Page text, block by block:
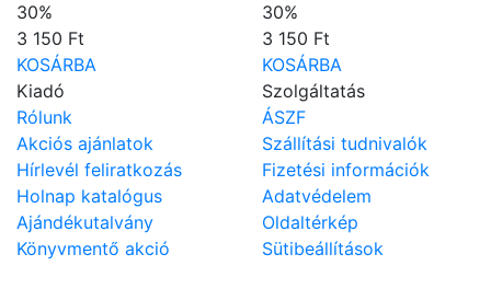
30%
3 150 Ft
KOSÁRBA
30%
3 150 Ft
KOSÁRBA
Kiadó
Rólunk
Akciós ajánlatok
Hírlevél feliratkozás
Holnap katalógus
Ajándékutalvány
Könyvmentő akció
Szolgáltatás
ÁSZF
Szállítási tudnivalók
Fizetési információk
Adatvédelem
Oldaltérkép
Sütibeállítások